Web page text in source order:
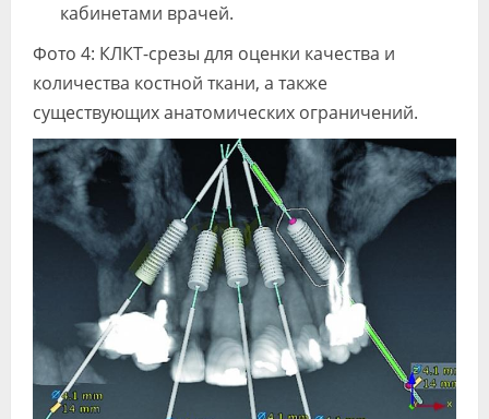
кабинетами врачей.
Фото 4: КЛКТ-срезы для оценки качества и
количества костной ткани, а также
существующих анатомических ограничений.